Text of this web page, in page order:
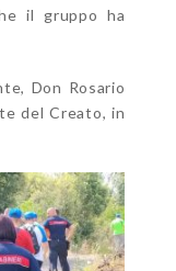
il gruppo ha
Don Rosario
del Creato, in